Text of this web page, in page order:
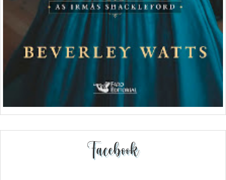
Facebook